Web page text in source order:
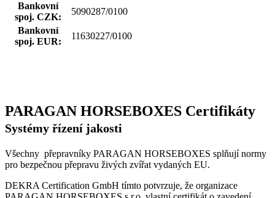
Bankovní
spoj. CZK:
5090287/0100
Bankovní
spoj. EUR:
11630227/0100
PARAGAN HORSEBOXES Certifikáty
Systémy řízení jakosti
Všechny přepravníky PARAGAN HORSEBOXES splňují normy
pro bezpečnou přepravu živých zvířat vydaných EU.
DEKRA Certification GmbH tímto potvrzuje, že organizace